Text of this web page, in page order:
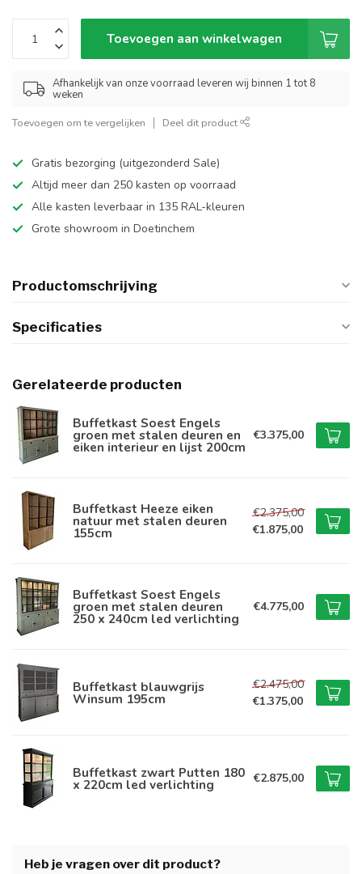
Toevoegen aan winkelwagen
Afhankelijk van onze voorraad leveren wij binnen 1 tot 8
weken
Toevoegen om te vergelijken Deel dit product
Gratis bezorging (uitgezonderd Sale)
Altijd meer dan 250 kasten op voorraad
Alle kasten leverbaar in 135 RAL-kleuren
Grote showroom in Doetinchem
Productomschrijving
Specificaties
Gerelateerde producten
Buffetkast Soest Engels
groen met stalen deuren en
eiken interieur en lijst 200cm
€3.375,00
Buffetkast Heeze eiken
natuur met stalen deuren
155cm
€2.375,00
€1.875,00
Buffetkast Soest Engels
groen met stalen deuren
250 x 240cm led verlichting
€4.775,00
Buffetkast blauwgrijs
Winsum 195cm
€2.475,00
€1.375,00
Buffetkast zwart Putten 180
x 220cm led verlichting €2.875,00
Heb je vragen over dit product?